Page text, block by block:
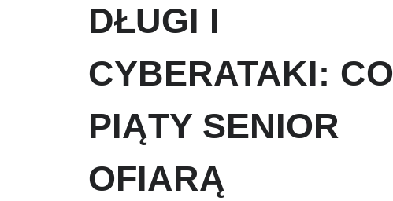
DŁUGI I
CYBERATAKI: CO
PIĄTY SENIOR
OFIARĄ